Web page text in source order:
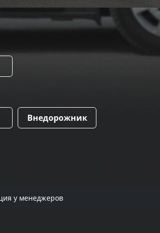
Внедорожник
у менеджеров